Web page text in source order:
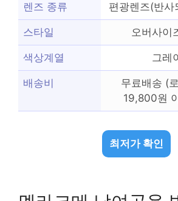
렌즈 종류 편광렌즈(반사
스타일 오버사이
색상계열 그레
배송비
무료배송 (
19,800원
최저가 확인